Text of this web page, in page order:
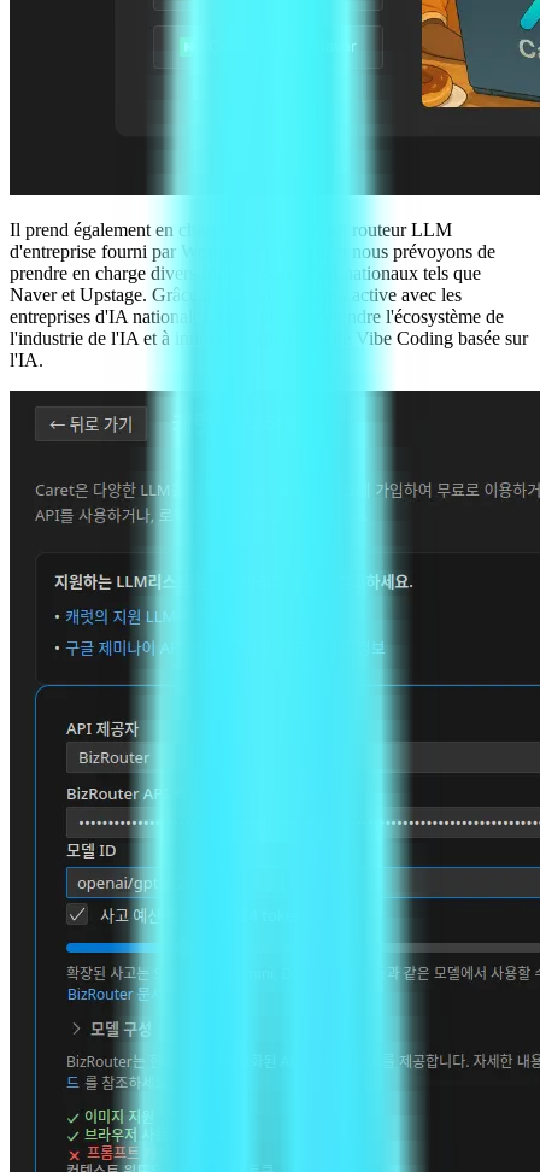
Il prend également en charge
, un routeur LLM
d'entreprise fourni par WorksAI en Corée, et nous prévoyons de
prendre en charge divers fournisseurs LLM nationaux tels que
Naver et Upstage. Grâce à une collaboration active avec les
entreprises d'IA nationales, nous visons à étendre l'écosystème de
l'industrie de l'IA et à innover l'expérience de Vibe Coding basée sur
l'IA.